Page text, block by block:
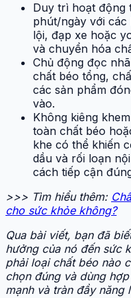
Duy trì hoạt động
phút/ngày với
lội, đạp xe hoặc
và chuyển hóa
Chủ động đọc
chất béo tổng,
các sản phẩm
vào.
Không kiêng
toàn chất béo
khe có thể khiến
dầu và rối loạn
cách tiếp cận
>>> Tìm hiểu thêm:
cho sức khỏe không?
Qua bài viết, bạn đã
hưởng của nó đến sức
phải loại chất béo nào
chọn đúng và dùng
mạnh và tràn đầy năng